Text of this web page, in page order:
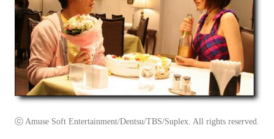
ⓒ Amuse Soft Entertainment/Dentsu/TBS/Suplex. All rights reserved.